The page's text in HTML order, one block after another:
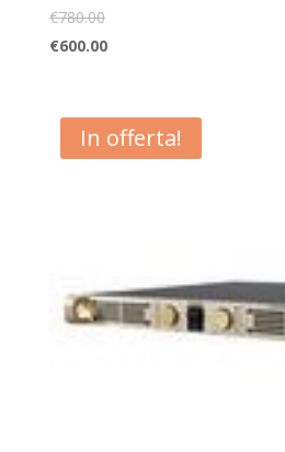
€780.00
€600.00
In offerta!